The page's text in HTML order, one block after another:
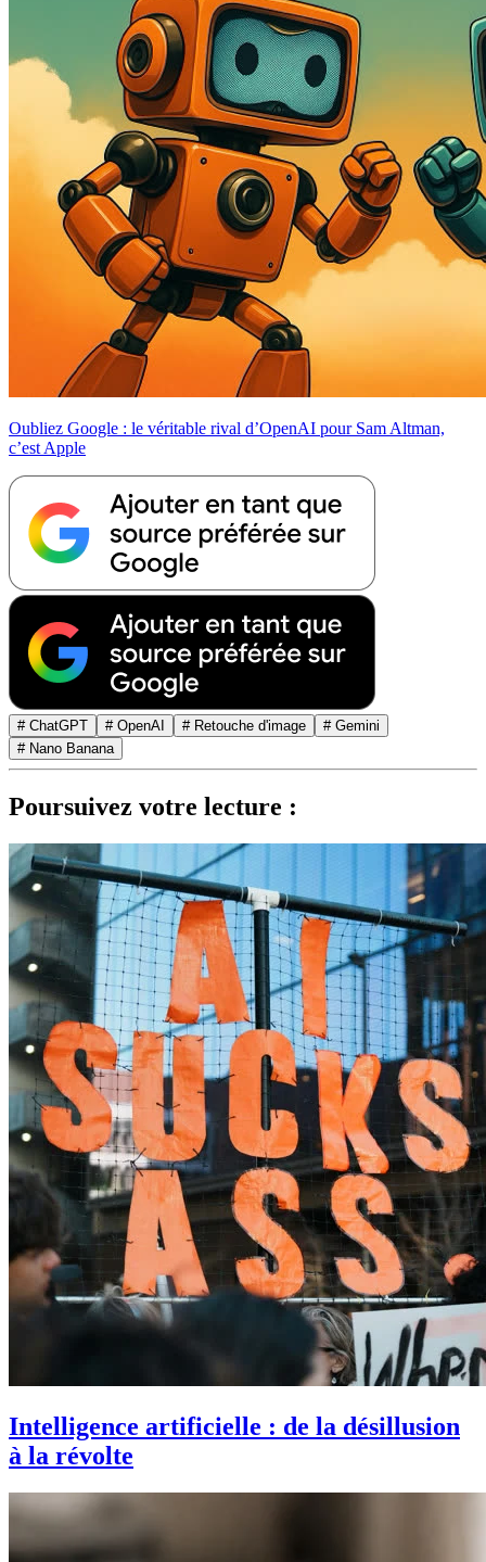
Oubliez Google : le véritable rival d’OpenAI pour Sam Altman,
c’est Apple
# ChatGPT # OpenAI # Retouche d'image
# Gemini
# Nano Banana
Poursuivez votre lecture :
Intelligence artificielle : de la désillusion
à la révolte